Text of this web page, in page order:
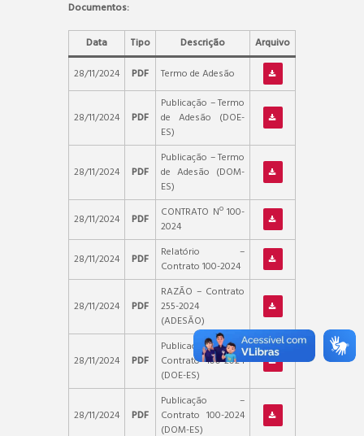
Documentos:
Data Tipo Descrição
Arquivo
28/11/2024
PDF Termo de Adesão
28/11/2024 PDF
Publicação – Termo
de Adesão (DOE-
ES)
28/11/2024 PDF
Publicação – Termo
de Adesão (DOM-
ES)
28/11/2024
PDF
CONTRATO Nº 100-
2024
28/11/2024
PDF
Relatório –
Contrato 100-2024
28/11/2024 PDF
RAZÃO – Contrato
255-2024
(ADESÃO)
28/11/2024 PDF
Publicação –
Contrato 100-2024
(DOE-ES)
28/11/2024 PDF
Publicação –
Contrato 100-2024
(DOM-ES)